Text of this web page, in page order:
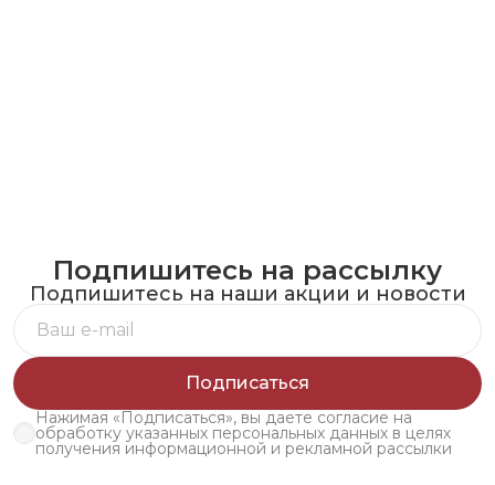
Подпишитесь на рассылку
Подпишитесь на наши акции и новости
Подписаться
Нажимая «Подписаться», вы даете согласие на
обработку указанных персональных данных в целях
получения информационной и рекламной рассылки